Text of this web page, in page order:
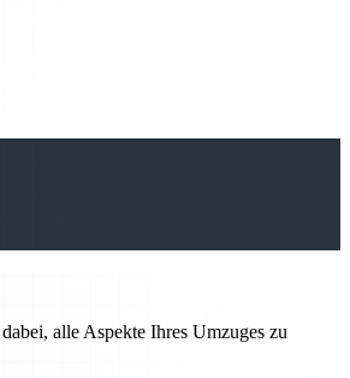
alle Aspekte Ihres Umzuges zu